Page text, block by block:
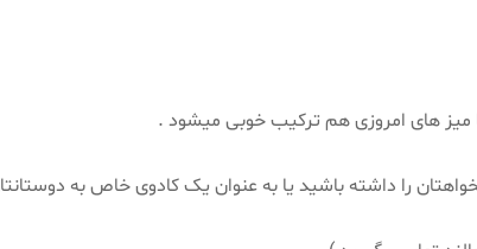
میز های امروزی هم ترکیب خوبی میشود .
را داشته باشید یا به عنوان یک کادوی خاص به